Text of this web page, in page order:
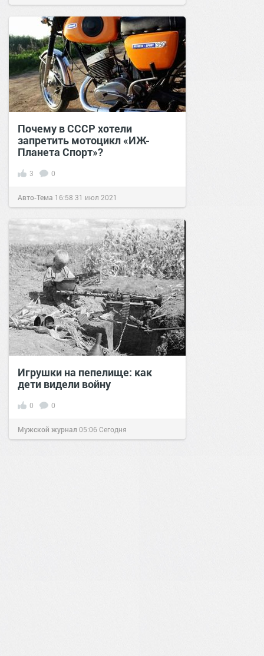
Почему в СССР хотели
запретить мотоцикл «ИЖ-
Планета Спорт»?
3 0
Авто-Тема 16:58 31 июл 2021
Игрушки на пепелище: как
дети видели войну
0 0
Мужской журнал 05:06Сегодня